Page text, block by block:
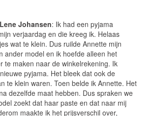
Lene Johansen: Ik had een pyjama
verjaardag en die kreeg ik. Helaas
wat te klein. Dus ruilde Annette mijn
ander model en ik hoefde alleen het
te maken naar de winkelrekening. Ik
pyjama. Het bleek dat ook de
te klein waren. Toen belde ik Annette. Het
dezelfde maat hebben. Dus spraken we
zoekt dat haar paste en dat naar mij
maakte ik het prijsverschil over,